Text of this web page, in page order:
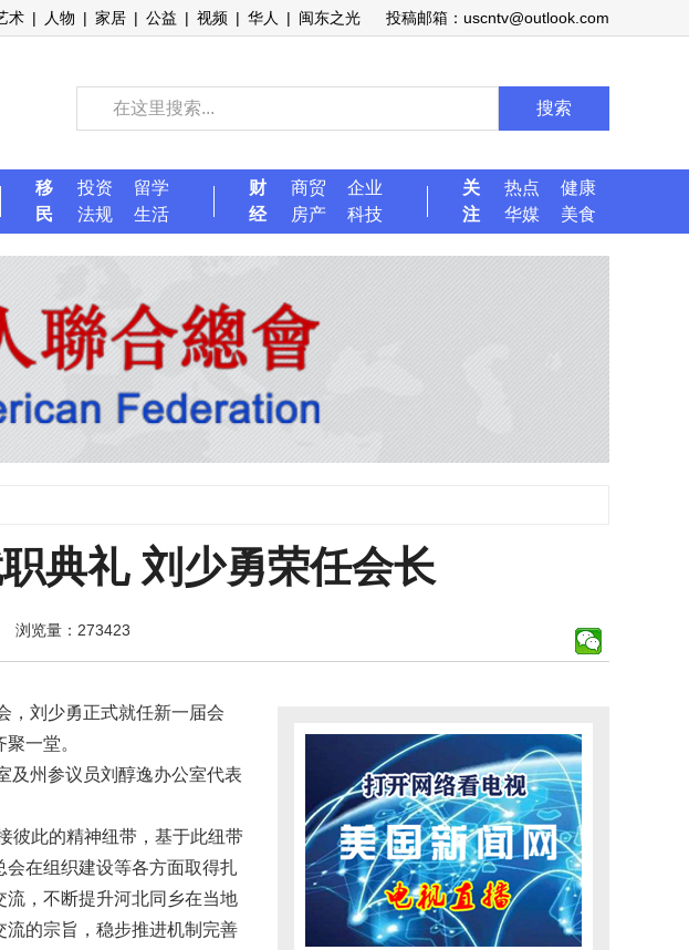
术 | 人物 | 家居 | 公益 | 视频 | 华人 | 闽东之光 投稿邮箱：uscntv@outlook.com
搜索
移
民
投资
留学
法规
生活
财
经
商贸
企业
房产
科技
关
注
热点
健康
华媒
美食
典礼 刘少勇荣任会长
览量：273423
，刘少勇正式就任新一届会
一堂。
及州参议员刘醇逸办公室代表
彼此的精神纽带，基于此纽带
在组织建设等各方面取得扎
，不断提升河北同乡在当地
的宗旨，稳步推进机制完善